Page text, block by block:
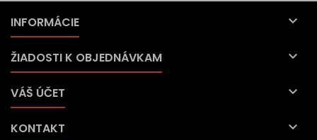
INFORMÁCIE 
ŽIADOSTI K OBJEDNÁVKAM 
VÁŠ ÚČET 
KONTAKT 